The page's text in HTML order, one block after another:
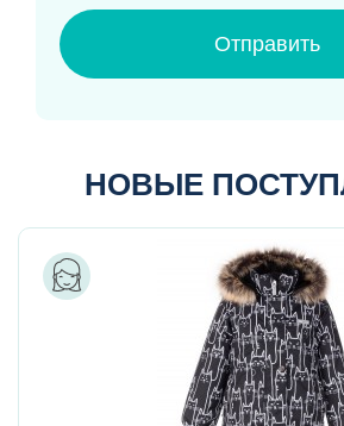
Отправить
НОВЫЕ